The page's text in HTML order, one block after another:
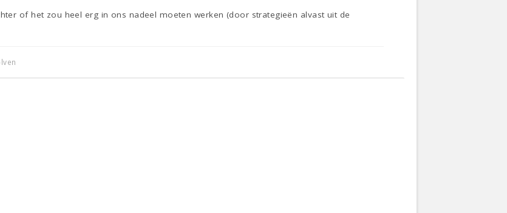
of het zou heel erg in ons nadeel moeten werken (door strategieën alvast uit de